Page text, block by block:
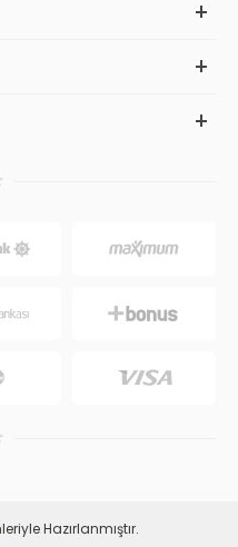
Hazırlanmıştır.